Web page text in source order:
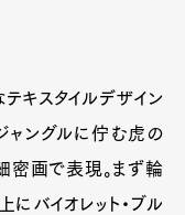
キスタイルデザイン
ジャングルに佇む虎の
密画で表現。まず輪
にバイオレット・ブル